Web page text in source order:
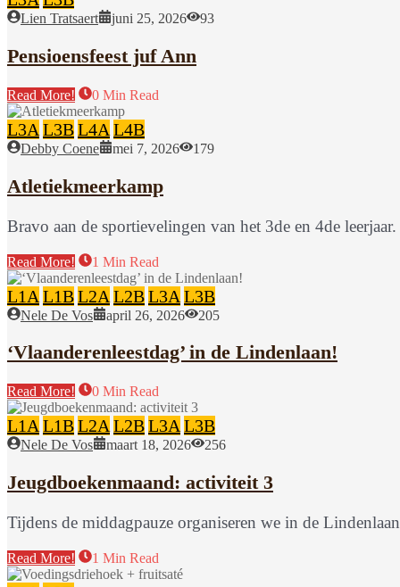
Lien Tratsaert juni 25, 2026 93
Pensioensfeest juf Ann
Read More! 0 Min Read
L3A L3BL4A L4B
Debby Coene mei 7, 2026 179
Atletiekmeerkamp
Bravo aan de sportievelingen van het 3de en 4de leerjaar.
Read More! 1 Min Read
L1A L1BL2A L2BL3A L3B
Nele De Vos april 26, 2026 205
‘Vlaanderenleestdag’ in de Lindenlaan!
Read More! 0 Min Read
L1A L1BL2A L2BL3A L3B
Nele De Vos maart 18, 2026 256
Jeugdboekenmaand: activiteit 3
Tijdens de middagpauze organiseren we in de
Read More! 1 Min Read